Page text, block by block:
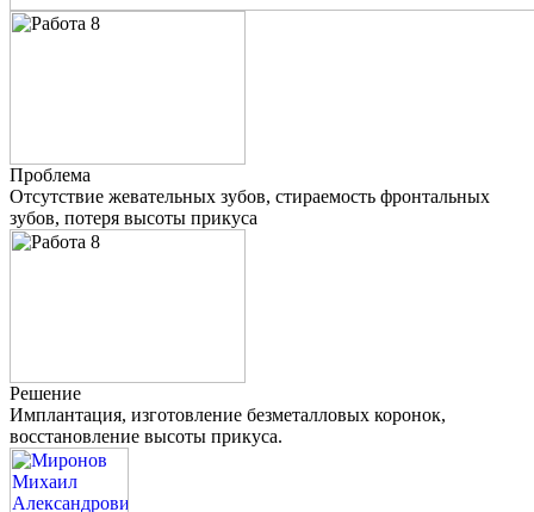
Проблема
Отсутствие жевательных зубов, стираемость фронтальных
зубов, потеря высоты прикуса
Решение
Имплантация, изготовление безметалловых коронок,
восстановление высоты прикуса.